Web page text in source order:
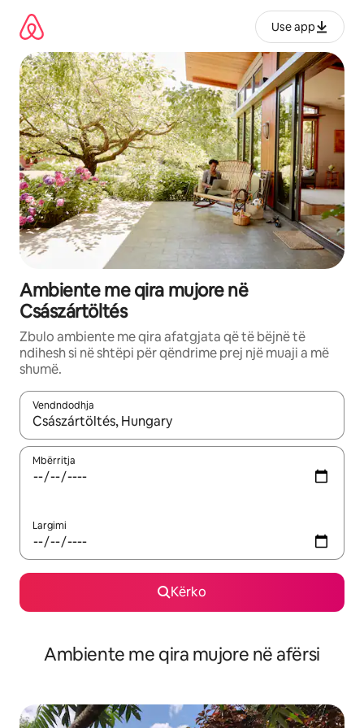
përmbajtja
Use app
Ambiente me qira mujore në
Császártöltés
Zbulo ambiente me qira afatgjata që të bëjnë të
ndihesh si në shtëpi për qëndrime prej një muaji a më
shumë.
Vendndodhja
Kur rezultatet të jenë të disponueshme, lëviz me butonat e
Mbërritja
Largimi
Kërko
Ambiente me qira mujore në afërsi